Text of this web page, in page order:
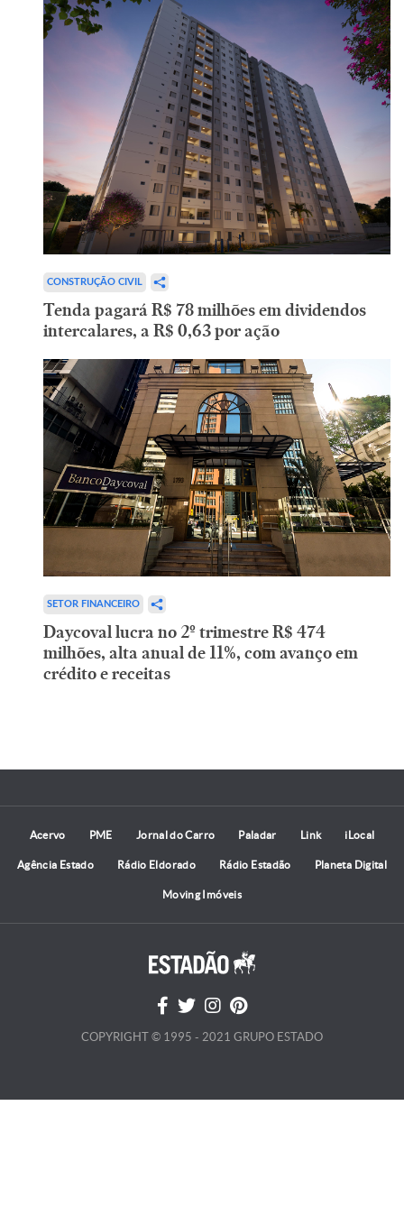
CONSTRUÇÃO CIVIL
Tenda pagará R$ 78 milhões em dividendos
intercalares, a R$ 0,63 por ação
SETOR FINANCEIRO
Daycoval lucra no 2º trimestre R$ 474
milhões, alta anual de 11%, com avanço em
crédito e receitas
Acervo PME Jornal do Carro Paladar Link iLocal
Agência Estado Rádio Eldorado Rádio Estadão Planeta Digital
Moving Imóveis
COPYRIGHT © 1995 - 2021 GRUPO ESTADO